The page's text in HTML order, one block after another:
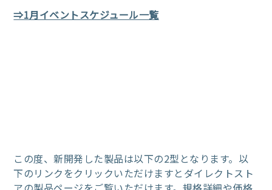
⇒1月イベントスケジュール一覧
この度、新開発した製品は以下の2型となります。以
下のリンクをクリックいただけますとダイレクトスト